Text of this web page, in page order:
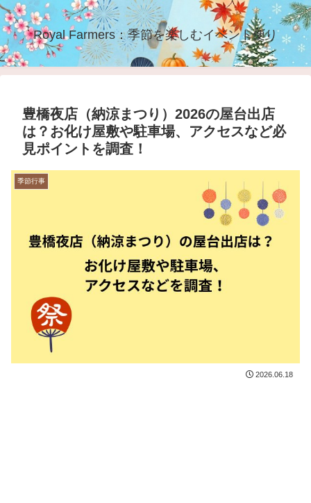
Royal Farmers：季節を楽しむイベント便り
豊橋夜店（納涼まつり）2026の屋台出店
は？お化け屋敷や駐車場、アクセスなど必
見ポイントを調査！
季節行事
2026.06.18